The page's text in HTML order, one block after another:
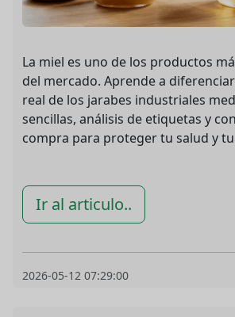
La miel es uno de los productos
del mercado. Aprende a
real de los jarabes industriales
sencillas, análisis de etiquetas y
compra para proteger tu salud y
Ir al articulo..
2026-05-12 07:29:00